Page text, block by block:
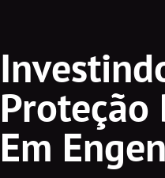
Proteção
Em